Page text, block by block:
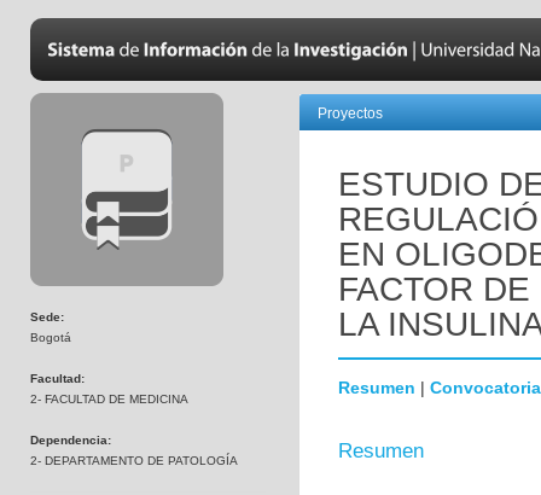
Sede:
Bogotá
Facultad:
2- FACULTAD DE MEDICINA
Dependencia:
2- DEPARTAMENTO DE PATOLOGÍA
Proyectos
ESTUDIO
EN
FACTOR
LA
Resumen | Convocatoria
Resumen